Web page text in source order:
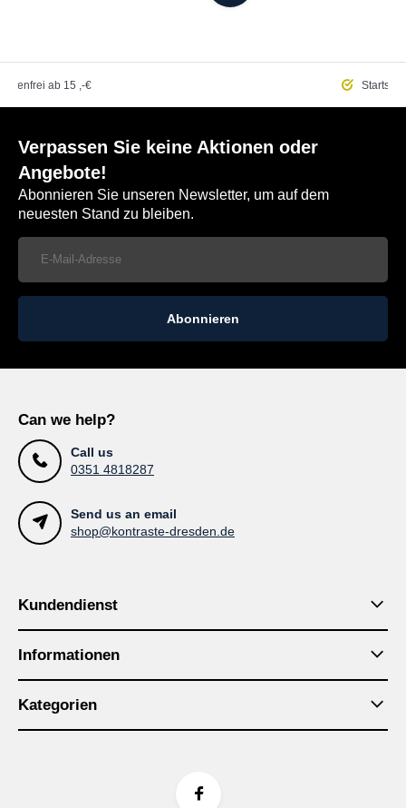
ab 15 ,-€
Verpassen Sie keine Aktionen oder
Angebote!
Abonnieren Sie unseren Newsletter, um auf dem
neuesten Stand zu bleiben.
Abonnieren
Can we help?
Call us
0351 4818287
Send us an email
shop@kontraste-dresden.de
Kundendienst
Informationen
Kategorien